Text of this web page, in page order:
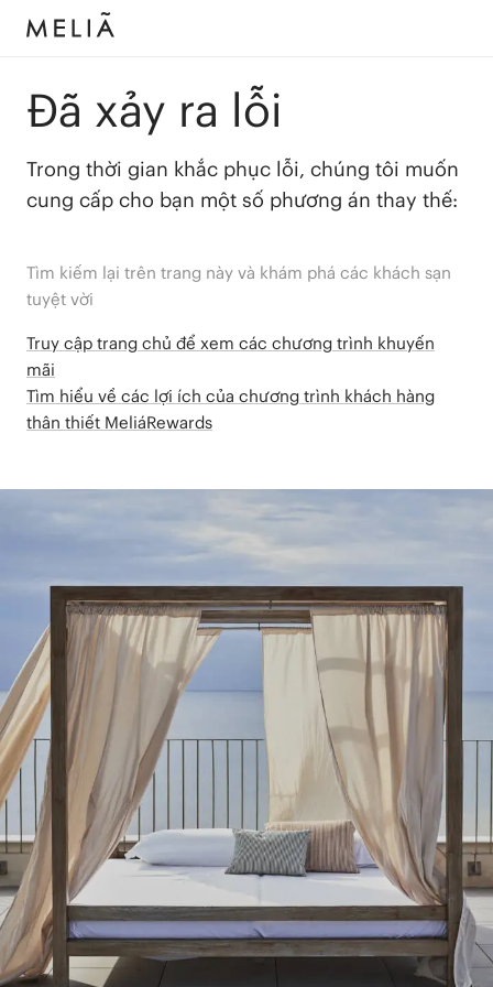
Đã xảy ra lỗi
Trong thời gian khắc phục lỗi, chúng tôi muốn
cung cấp cho bạn một số phương án thay thế:
Tìm kiếm lại trên trang này và khám phá các khách sạn
tuyệt vời
Truy cập trang chủ để xem các chương trình khuyến
mãi
Tìm hiểu về các lợi ích của chương trình khách hàng
thân thiết MeliáRewards